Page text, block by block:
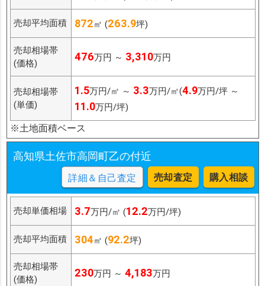
売却平均面積 872㎡ (263.9坪)
売却相場帯
(価格)
476万円 ～ 3,310万円
売却相場帯
(単価)
1.5万円/㎡ ～ 3.3万円/㎡(4.9万円/坪 ～
11.0万円/坪)
※土地面積ベース
高知県土佐市高岡町乙の付近
詳細＆自己査定 売却査定 購入相談
売却単価相場 3.7万円/㎡ (12.2万円/坪)
売却平均面積 304㎡ (92.2坪)
売却相場帯
(価格)
230万円 ～ 4,183万円